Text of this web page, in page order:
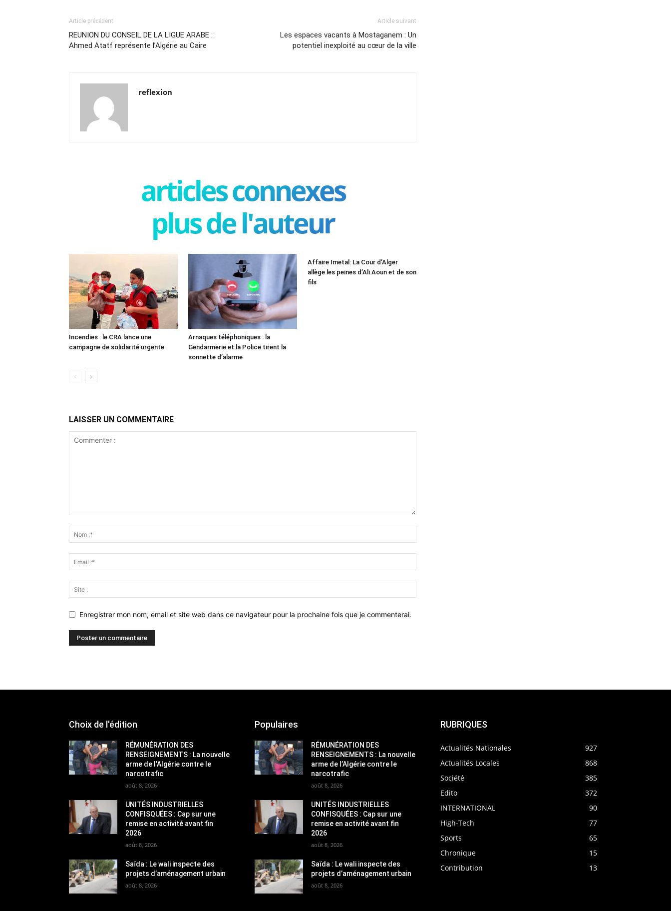
Article précédent
REUNION DU CONSEIL DE LA LIGUE ARABE :
Ahmed Atatf représente l’Algérie au Caire
Article suivant
Les espaces vacants à Mostaganem : Un
potentiel inexploité au cœur de la ville
reflexion
articles connexes
plus de l'auteur
Incendies : le CRA lance une
campagne de solidarité urgente
Arnaques téléphoniques : la
Gendarmerie et la Police tirent la
sonnette d’alarme
Affaire Imetal: La Cour d’Alger
allège les peines d’Ali Aoun et de son
fils
LAISSER UN COMMENTAIRE
Enregistrer mon nom, email et site web dans ce navigateur pour la prochaine fois que je commenterai.
Choix de l'édition
RÉMUNÉRATION DES
RENSEIGNEMENTS : La nouvelle
arme de l’Algérie contre le
narcotrafic
août 8, 2026
UNITÉS INDUSTRIELLES
CONFISQUÉES : Cap sur une
remise en activité avant fin
2026
août 8, 2026
Saïda : Le wali inspecte des
projets d’aménagement urbain
août 8, 2026
Populaires
RÉMUNÉRATION DES
RENSEIGNEMENTS : La nouvelle
arme de l’Algérie contre le
narcotrafic
août 8, 2026
UNITÉS INDUSTRIELLES
CONFISQUÉES : Cap sur une
remise en activité avant fin
2026
août 8, 2026
Saïda : Le wali inspecte des
projets d’aménagement urbain
août 8, 2026
RUBRIQUES
Actualités Nationales
927
Actualités Locales
868
Société
385
Edito
372
INTERNATIONAL
90
High-Tech
77
Sports
65
Chronique
15
Contribution
13